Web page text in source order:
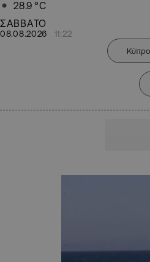
28.9 °C
ΣΑΒΒΑΤΟ
08.08.2026 11:22